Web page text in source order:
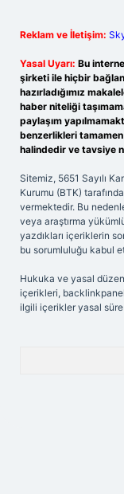
Reklam ve İletişim:
Yasal Uyarı: Bu
şirketi ile hiçbir
hazırladığımız
haber niteliği
paylaşım
benzerlikleri
halindedir ve tavsiye
Sitemiz, 5651 Sayılı
Kurumu (BTK)
vermektedir. Bu
veya araştırma
yazdıkları içeriklerin
bu sorumluluğu kabul
Hukuka ve yasal
içerikleri,
ilgili içerikler yasal süre